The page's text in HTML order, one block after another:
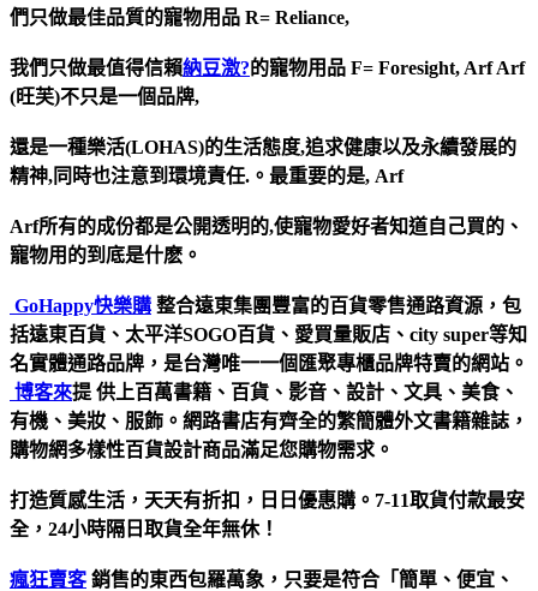
們只做最佳品質的寵物用品 R= Reliance,
我們只做最值得信賴納豆激?的寵物用品 F= Foresight, Arf Arf
(旺芙)不只是一個品牌,
還是一種樂活(LOHAS)的生活態度,追求健康以及永續發展的
精神,同時也注意到環境責任.。最重要的是, Arf
Arf所有的成份都是公開透明的,使寵物愛好者知道自己買的、
寵物用的到底是什麽。
GoHappy快樂購 整合遠東集團豐富的百貨零售通路資源，包
括遠東百貨、太平洋SOGO百貨、愛買量販店、city super等知
名實體通路品牌，是台灣唯一一個匯聚專櫃品牌特賣的網站。
博客來提 供上百萬書籍、百貨、影音、設計、文具、美食、
有機、美妝、服飾。網路書店有齊全的繁簡體外文書籍雜誌，
購物網多樣性百貨設計商品滿足您購物需求。
打造質感生活，天天有折扣，日日優惠購。7-11取貨付款最安
全，24小時隔日取貨全年無休！
瘋狂賣客 銷售的東西包羅萬象，只要是符合「簡單、便宜、